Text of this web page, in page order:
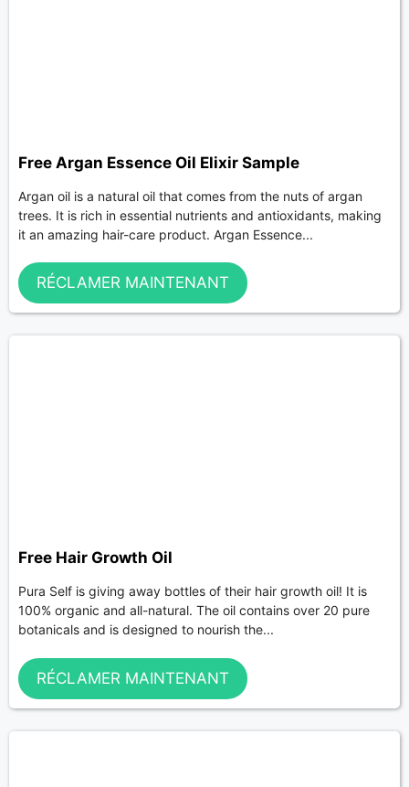
Free Argan Essence Oil Elixir Sample
Argan oil is a natural oil that comes from the nuts of argan
trees. It is rich in essential nutrients and antioxidants, making
it an amazing hair-care product. Argan Essence...
RÉCLAMER MAINTENANT
Free Hair Growth Oil
Pura Self is giving away bottles of their hair growth oil! It is
100% organic and all-natural. The oil contains over 20 pure
botanicals and is designed to nourish the...
RÉCLAMER MAINTENANT